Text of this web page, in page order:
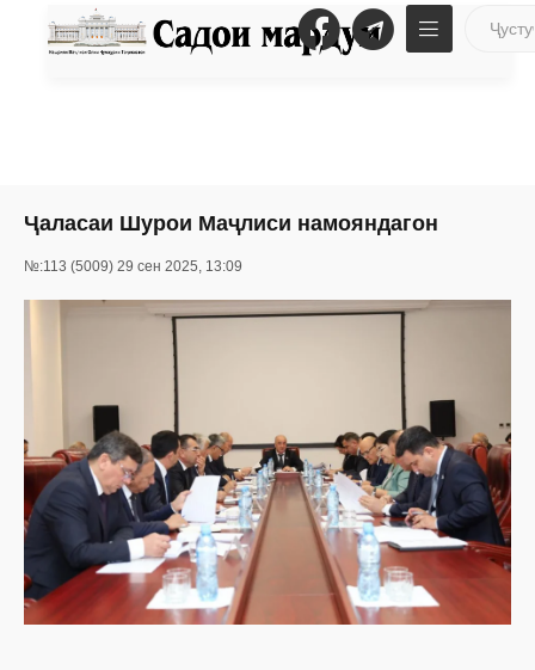
Ҷаласаи Шурои Маҷлиси намояндагон
№:113 (5009) 29 сен 2025, 13:09